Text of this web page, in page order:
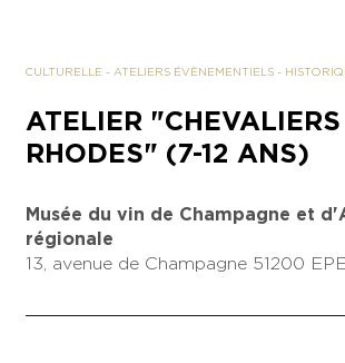
CULTURELLE - ATELIERS ÉVÈNEMENTIELS -
ATELIER
RHODES" (7-12 ANS)
Musée du vin de Champagne et
régionale
13, avenue de Champagne 51200